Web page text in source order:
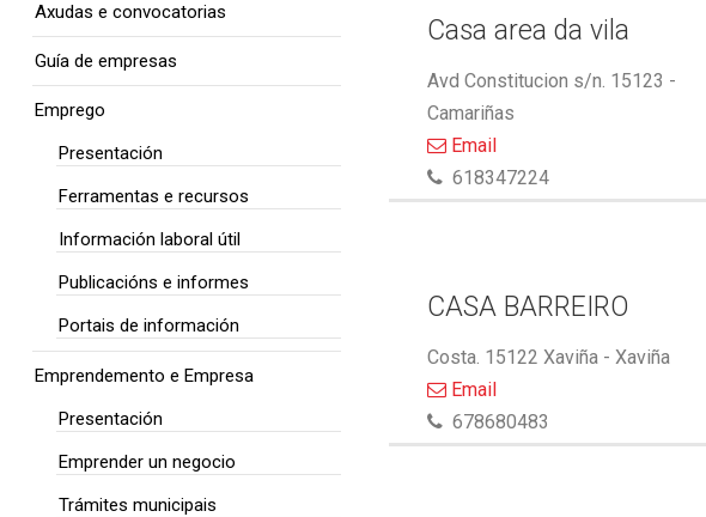
Casa area da vila
Avd Constitucion s/n. 15123 -
Camariñas
Email
618347224
CASA BARREIRO
Costa. 15122 Xaviña - Xaviña
Email
678680483
Axudas e convocatorias
Guía de empresas
Emprego
Presentación
Ferramentas e recursos
Información laboral útil
Publicacións e informes
Portais de información
Emprendemento e Empresa
Presentación
Emprender un negocio
Trámites municipais